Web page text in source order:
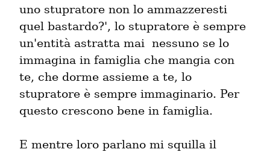
uno stupratore non lo ammazzeresti
quel bastardo?', lo stupratore è sempre
un'entità astratta mai  nessuno se lo
immagina in famiglia che mangia con
te, che dorme assieme a te, lo
stupratore è sempre immaginario. Per
questo crescono bene in famiglia.
E mentre loro parlano mi squilla il